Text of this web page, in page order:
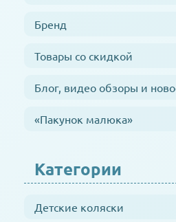
Бренд
Товары со скидкой
Блог, видео обзоры и
«Пакунок малюка»
Категории
Детские коляски